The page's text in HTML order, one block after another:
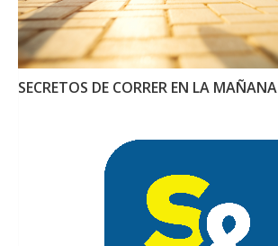
SECRETOS DE CORRER EN LA MAÑANA